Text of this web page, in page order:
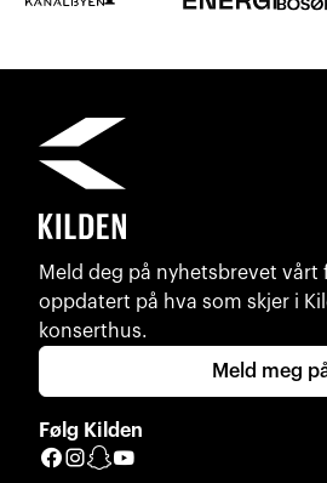
Meld deg på nyhetsbrevet vårt
oppdatert på hva som skjer i
konserthus.
Meld meg
Følg Kilden
Facebook
Instagram
Snapchat